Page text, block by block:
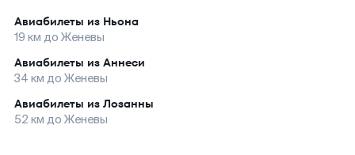
Авиабилеты из Ньона
19 км до Женевы
Авиабилеты из Аннеси
34 км до Женевы
Авиабилеты из Лозанны
52 км до Женевы